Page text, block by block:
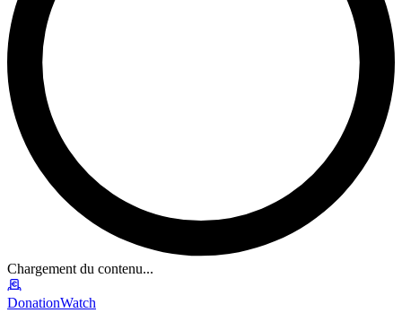
Chargement du contenu...
DonationWatch